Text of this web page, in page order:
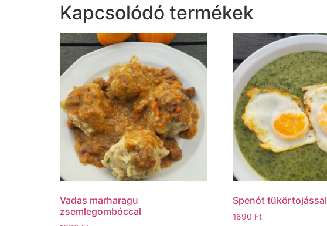
Kapcsolódó termékek
Vadas marharagu
zsemlegombóccal
Spenót tükörtojással
1690 Ft